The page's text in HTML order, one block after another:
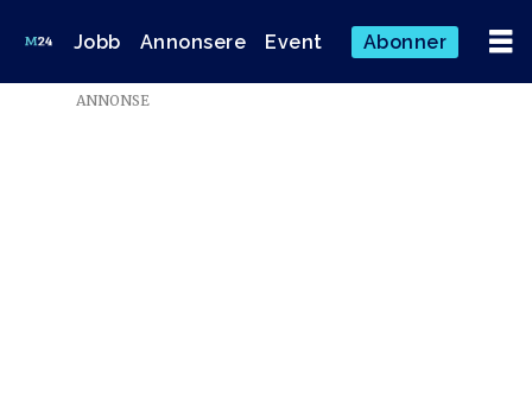
Jobb Annonsere Event Abonner
ANNONSE